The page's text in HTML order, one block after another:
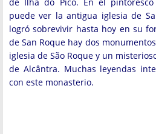
puede ver la antigua iglesia de
logró sobrevivir hasta hoy en su
de San Roque hay dos
iglesia de São Roque y un
de Alcântra. Muchas leyendas
con este monasterio.